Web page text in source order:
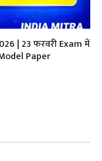
| 23 फरवरी Exam में
Paper